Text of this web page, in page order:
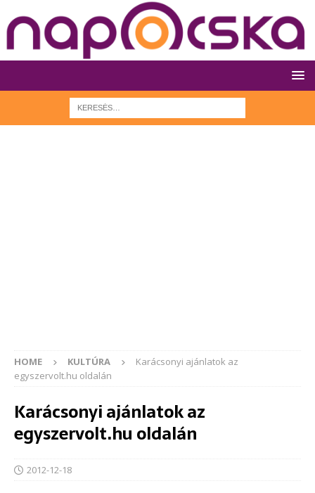
HOME KULTÚRA
Karácsonyi ajánlatok az
egyszervolt.hu oldalán
Karácsonyi ajánlatok az
egyszervolt.hu oldalán
2012-12-18